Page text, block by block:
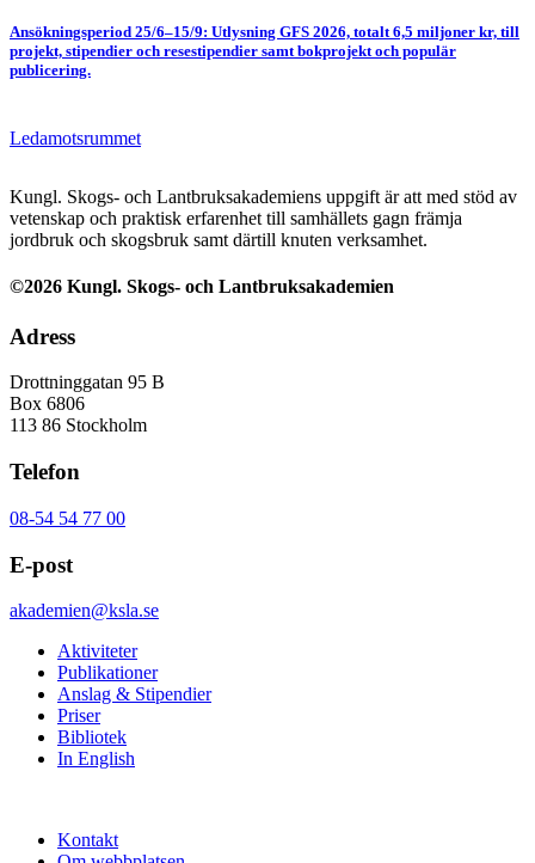
Ansökningsperiod 25/6–15/9: Utlysning GFS 2026, totalt 6,5 miljoner kr, till
projekt, stipendier och resestipendier samt bokprojekt och populär
publicering.
Ledamotsrummet
Kungl. Skogs- och Lantbruksakademiens uppgift är att med stöd av
vetenskap och praktisk erfarenhet till samhällets gagn främja
jordbruk och skogsbruk samt därtill knuten verksamhet.
©2026 Kungl. Skogs- och Lantbruksakademien
Adress
Drottninggatan 95 B
Box 6806
113 86 Stockholm
Telefon
08-54 54 77 00
E-post
akademien@ksla.se
Aktiviteter
Publikationer
Anslag & Stipendier
Priser
Bibliotek
In English
Kontakt